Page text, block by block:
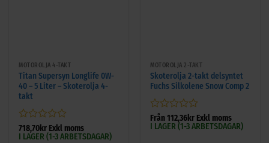
MOTOROLJA 4-TAKT
Titan Supersyn Longlife 0W-
40 – 5 Liter – Skoterolja 4-
takt
Betygsatt
718,70kr Exkl moms
I LAGER (1-3 ARBETSDAGAR)
MOTOROLJA 2-TAKT
Skoterolja 2-takt delsyntet
Fuchs Silkolene Snow Comp 2
Betygsatt
Från112,36kr Exkl moms
I LAGER (1-3 ARBETSDAGAR)